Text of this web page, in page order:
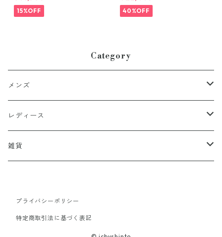
15%OFF 40%OFF
Category
メンズ
アウター
トップス
シャツ
靴・バッグ
レディース
アウター
ブルゾン
ボトム
雑貨
バッグ
プライバシーポリシー
特定商取引法に基づく表記